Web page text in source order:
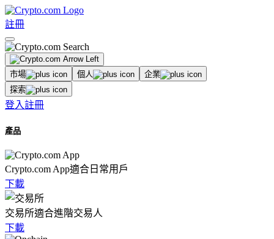
註冊
市場 個人
企業
探索
登入註冊
產品
Crypto.com App適合日常用戶
下載
交易所適合進階交易人
下載